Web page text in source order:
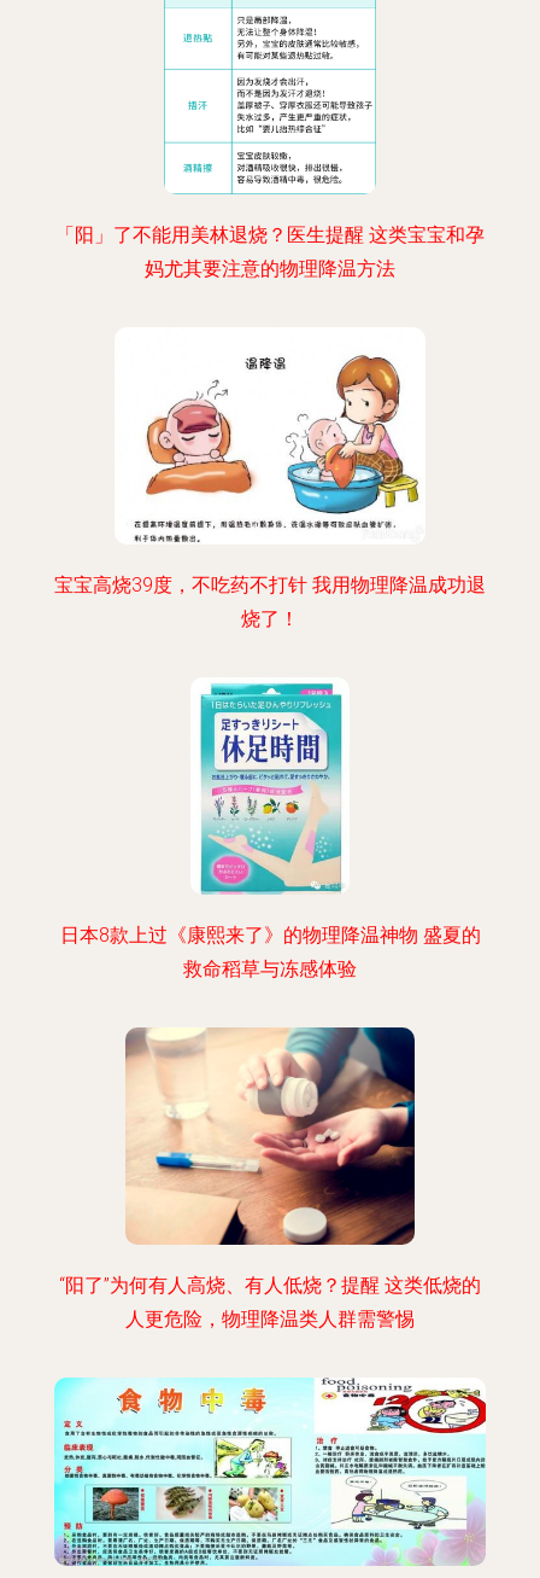
「阳」了不能用美林退烧？医生提醒 这类宝宝和孕
妈尤其要注意的物理降温方法
宝宝高烧39度，不吃药不打针 我用物理降温成功退
烧了！
日本8款上过《康熙来了》的物理降温神物 盛夏的
救命稻草与冻感体验
“阳了”为何有人高烧、有人低烧？提醒 这类低烧的
人更危险，物理降温类人群需警惕